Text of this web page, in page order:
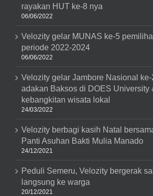
rayakan HUT ke-8 nya
06/06/2022
Velozity gelar MUNAS ke-5
periode 2022-2024
06/06/2022
Velozity gelar Jambore Nasional
adakan Baksos di DOES University
kebangkitan wisata lokal
24/03/2022
Velozity berbagi kasih Natal
Panti Asuhan Bakti Mulia Manado
24/12/2021
Peduli Semeru, Velozity bergerak
langsung ke warga
20/12/2021